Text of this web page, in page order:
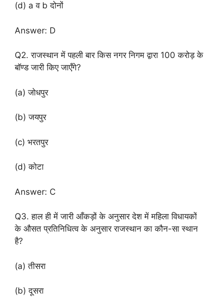
(d) a व b दोनों
Answer: D
Q2. राजस्थान में पहली बार किस नगर निगम द्वारा 100 करोड़ के
बॉण्ड जारी किए जाएँगे?
(a) जोधपुर
(b) जयपुर
(c) भरतपुर
(d) कोटा
Answer: C
Q3. हाल ही में जारी आँकड़ों के अनुसार देश में महिला विधायकों
के औसत प्रतिनिधित्व के अनुसार राजस्थान का कौन-सा स्थान
है?
(a) तीसरा
(b) दूसरा